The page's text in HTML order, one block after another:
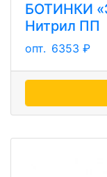
БОТИНКИ
Нитрил ПП
опт. 6353 ₽